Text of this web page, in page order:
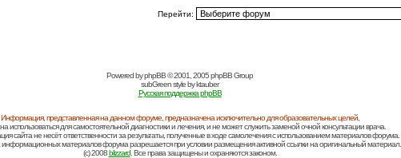
Перейти:
Powered byphpBB© 2001, 2005 phpBB Group
subGreen style byktauber
Русская поддержка phpBB
Информация, представленная на данном форуме, предназначена исключительно для образовательных целей,
использоваться для самостоятельной диагностики и лечения, и не может служить заменой очной консультации врача.
сайта не несёт ответственности за результаты, полученные в ходе самолечения с использованием материалов форума.
информационных материалов форума разрешается при условии размещения активной ссылки на оригинальный материал.
(c) 2008blizzard. Все права защищены и охраняются законом.